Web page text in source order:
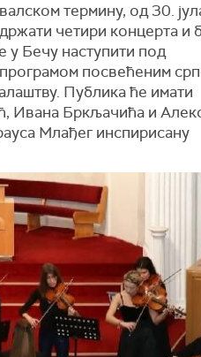
термину, од 30.
четири концерта и
у Бечу наступити под
посвећеним
Публика ће имати
Ивана Бркљачића и
Млађег инспирисану